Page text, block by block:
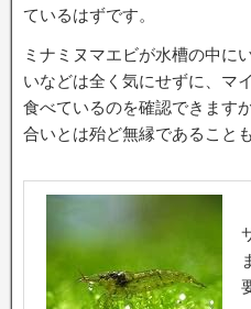
ているはずです。
ミナミヌマエビが水槽の中に
いなどは全く気にせずに、マ
食べているのを確認できます
合いとは殆ど無縁であること